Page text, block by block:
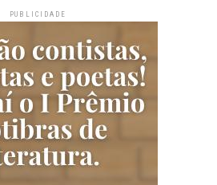
PUBLICIDADE